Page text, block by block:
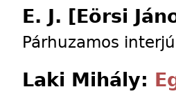
E. J. [Eörsi
Párhuzamos
Laki Mihály: